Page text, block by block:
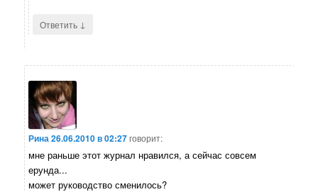
Ответить ↓
Рина26.06.2010 в 02:27говорит:
мне раньше этот журнал нравился, а сейчас совсем
ерунда...
может руководство сменилось?